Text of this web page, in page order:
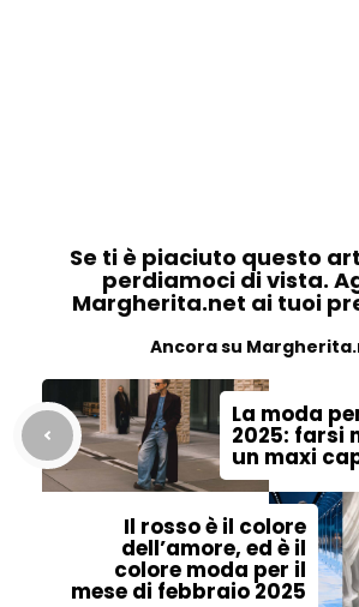
Se ti è piaciuto questo
perdiamoci di vista.
Margherita.net ai tuoi
Ancora su
La moda
2025: farsi
un maxi
Il rosso è il colore
dell’amore, ed è il
colore moda per il
mese di febbraio 2025